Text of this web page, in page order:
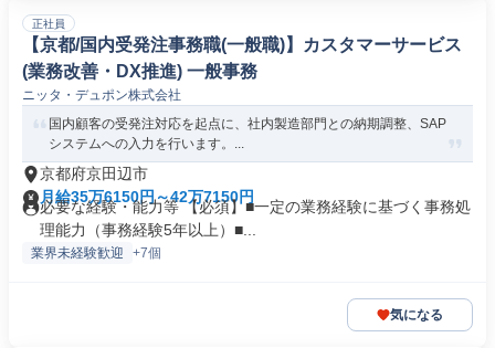
正社員
【京都/国内受発注事務職(一般職)】カスタマーサービス
(業務改善・DX推進) 一般事務
ニッタ・デュポン株式会社
国内顧客の受発注対応を起点に、社内製造部門との納期調整、SAP
システムへの入力を行います。...
京都府京田辺市
月給35万6150円～42万7150円
必要な経験・能力等 【必須】■一定の業務経験に基づく事務処
理能力（事務経験5年以上）■...
業界未経験歓迎 +7個
気になる